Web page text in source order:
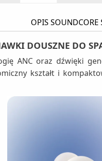
OPIS SOUNDCORE
DOUSZNE DO
ANC oraz dźwięki
kształt i